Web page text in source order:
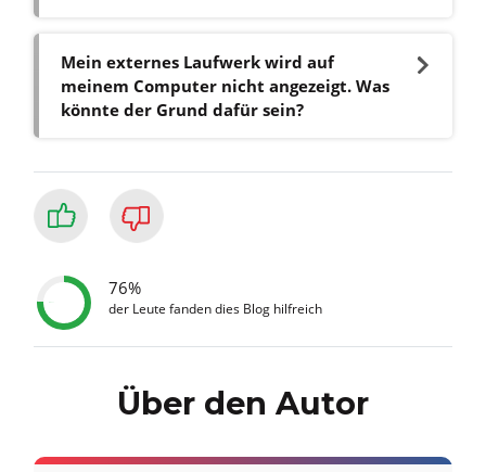
Mein externes Laufwerk wird auf
meinem Computer nicht angezeigt. Was
könnte der Grund dafür sein?
76%
der Leute fanden dies Blog hilfreich
Über den Autor